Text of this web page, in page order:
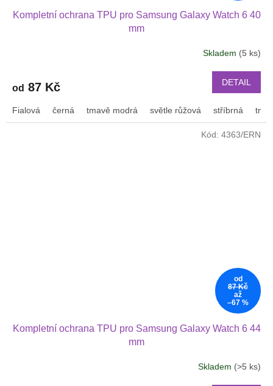
Kompletní ochrana TPU pro Samsung Galaxy Watch 6 40
mm
Skladem (5 ks)
od 87 Kč DETAIL
Fialová černá tmavě modrá světle růžová stříbrná
od
87 Kč
až
–67 %
Kompletní ochrana TPU pro Samsung Galaxy Watch 6 44
mm
Skladem (>5 ks)
Kód: 4363/ERN